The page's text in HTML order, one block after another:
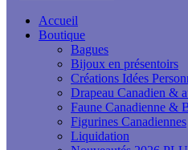
Accueil
Boutique
Bagues
Bijoux en présentoirs
Créations Idées
Drapeau Canadien &
Faune Canadienne &
Figurines Canadiennes
Liquidation